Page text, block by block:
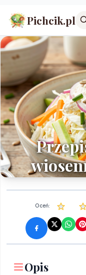
Pichcik.pl
Oceń:
Opis